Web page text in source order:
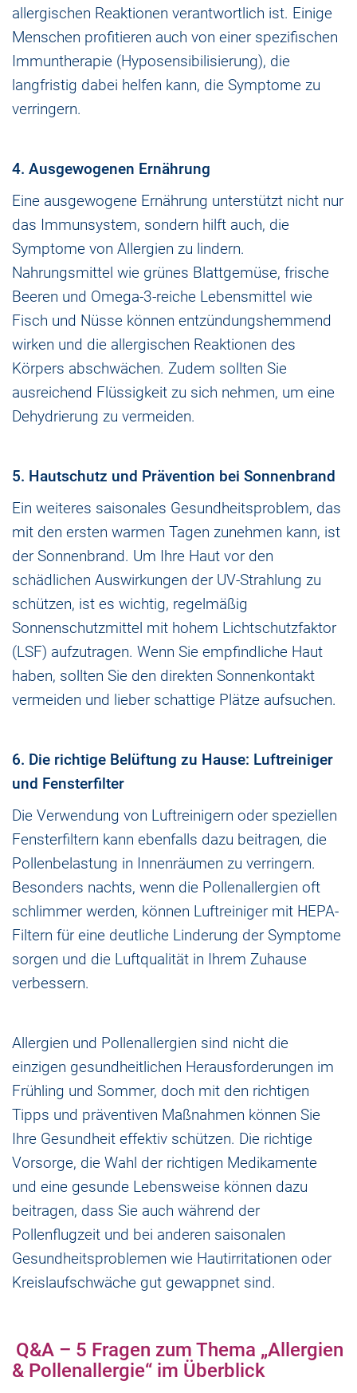
allergischen Reaktionen verantwortlich ist. Einige
Menschen profitieren auch von einer spezifischen
Immuntherapie (Hyposensibilisierung), die
langfristig dabei helfen kann, die Symptome zu
verringern.
4. Ausgewogenen Ernährung
Eine ausgewogene Ernährung unterstützt nicht nur
das Immunsystem, sondern hilft auch, die
Symptome von Allergien zu lindern.
Nahrungsmittel wie grünes Blattgemüse, frische
Beeren und Omega-3-reiche Lebensmittel wie
Fisch und Nüsse können entzündungshemmend
wirken und die allergischen Reaktionen des
Körpers abschwächen. Zudem sollten Sie
ausreichend Flüssigkeit zu sich nehmen, um eine
Dehydrierung zu vermeiden.
5. Hautschutz und Prävention bei Sonnenbrand
Ein weiteres saisonales Gesundheitsproblem, das
mit den ersten warmen Tagen zunehmen kann, ist
der Sonnenbrand. Um Ihre Haut vor den
schädlichen Auswirkungen der UV-Strahlung zu
schützen, ist es wichtig, regelmäßig
Sonnenschutzmittel mit hohem Lichtschutzfaktor
(LSF) aufzutragen. Wenn Sie empfindliche Haut
haben, sollten Sie den direkten Sonnenkontakt
vermeiden und lieber schattige Plätze aufsuchen.
6. Die richtige Belüftung zu Hause: Luftreiniger
und Fensterfilter
Die Verwendung von Luftreinigern oder speziellen
Fensterfiltern kann ebenfalls dazu beitragen, die
Pollenbelastung in Innenräumen zu verringern.
Besonders nachts, wenn die Pollenallergien oft
schlimmer werden, können Luftreiniger mit HEPA-
Filtern für eine deutliche Linderung der Symptome
sorgen und die Luftqualität in Ihrem Zuhause
verbessern.
Allergien und Pollenallergien sind nicht die
einzigen gesundheitlichen Herausforderungen im
Frühling und Sommer, doch mit den richtigen
Tipps und präventiven Maßnahmen können Sie
Ihre Gesundheit effektiv schützen. Die richtige
Vorsorge, die Wahl der richtigen Medikamente
und eine gesunde Lebensweise können dazu
beitragen, dass Sie auch während der
Pollenflugzeit und bei anderen saisonalen
Gesundheitsproblemen wie Hautirritationen oder
Kreislaufschwäche gut gewappnet sind.
Q&A – 5 Fragen zum Thema „Allergien
& Pollenallergie“ im Überblick